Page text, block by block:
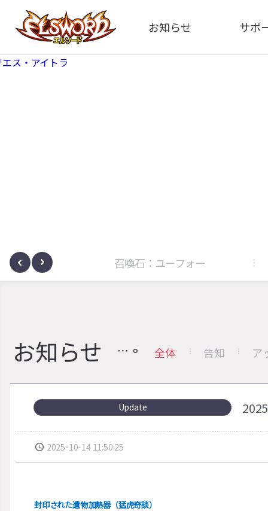
お知らせ
全体
サポ
サノヴァ 召喚石：ユーフォー
お知らせ 全体 告知 ア
Update
2025-10-14 11:50:25
封印された遺物加熱器（猛虎奇談）